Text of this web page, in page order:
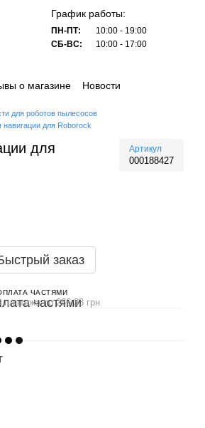
График работы:
ПН-ПТ:
10:00 - 19:00
СБ-ВС:
10:00 - 17:00
о магазине
Новости
для роботов пылесосов
навигации для Roborock
для
Артикул
000188427
заказ
ЧАСТЯМИ
платежа по 266.33 грн